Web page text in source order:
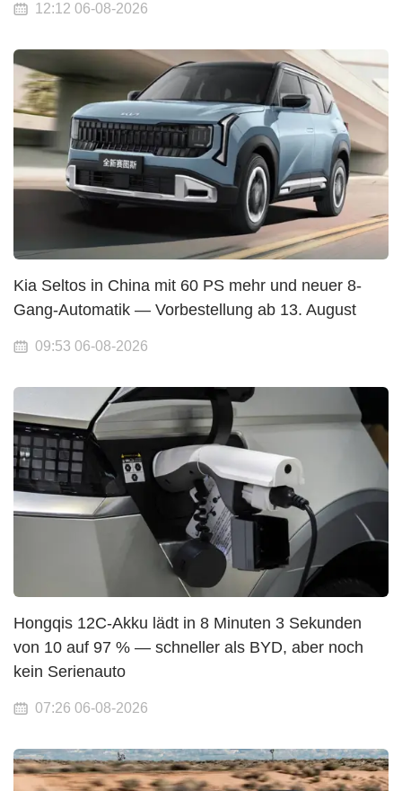
12:12 06-08-2026
Kia Seltos in China mit 60 PS mehr und neuer 8-
Gang-Automatik — Vorbestellung ab 13. August
09:53 06-08-2026
Hongqis 12C-Akku lädt in 8 Minuten 3 Sekunden
von 10 auf 97 % — schneller als BYD, aber noch
kein Serienauto
07:26 06-08-2026